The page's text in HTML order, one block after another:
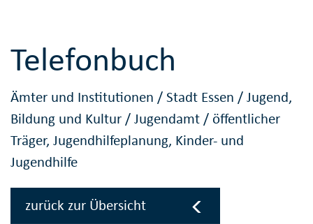
Telefonbuch
Ämter und Institutionen /Stadt Essen /Jugend,
Bildung und Kultur /Jugendamt / öffentlicher
Träger, Jugendhilfeplanung, Kinder- und
Jugendhilfe
zurück zur Übersicht